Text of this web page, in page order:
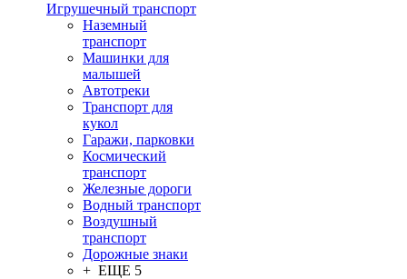
Игрушечный транспорт
Наземный
транспорт
Машинки для
малышей
Автотреки
Транспорт для
кукол
Гаражи, парковки
Космический
транспорт
Железные дороги
Водный транспорт
Воздушный
транспорт
Дорожные знаки
+ ЕЩЕ 5